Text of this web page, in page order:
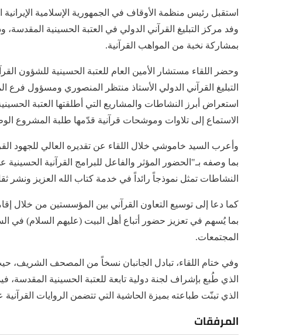
استقبل رئيس منظمة الأوقاف في الجمهورية الإسلامية
وفد مركز التبليغ القرآني الدولي في العتبة الحسينية
بمشاركة نخبة من المواهب القرآنية.
وحضر اللقاء مستشار الأمين العام للعتبة الحسينية للشؤون
التبليغ القرآني الدولي الأستاذ منتظر المنصوري ومسؤول
الاستماع إلى تلاوات وموشحات قرآنية قدّمها طلبة المشروع
وأعرب السيد خاموشي خلال اللقاء عن تقديره العالي للجهود
بما وصفه بـ"الحضور المؤثر والفاعل للبرامج القرآنية
النشاطات تمثل نموذجاً رائداً في خدمة كتاب الله العزيز ونشر
كما دعا إلى توسيع التعاون القرآني بين المؤسستين من خلال
بما يُسهم في تعزيز حضور أتباع أهل البيت (عليهم السلام) في
المجتمعات.
وفي ختام اللقاء، تبادل الجانبان نسخاً من المصحف
الذي طُبع بإشراف لجنة دولية تابعة للعتبة الحسينية
الذي تبنّت طباعته بميزة الحاشية التي تتضمن الروايات
المرفقات